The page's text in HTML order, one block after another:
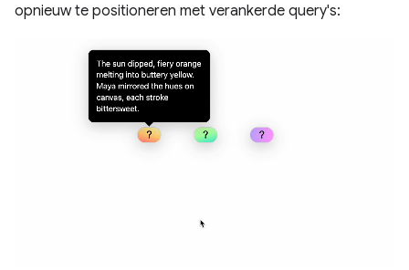
opnieuw te positioneren met verankerde query's: